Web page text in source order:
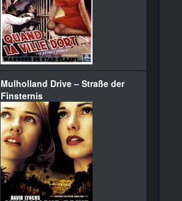
Mulholland Drive – Straße der
Finsternis